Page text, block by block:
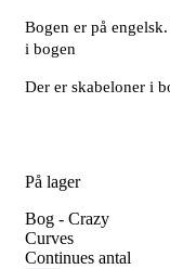
Bogen er på
i bogen
Der er skabeloner i
På lager
Bog - Crazy
Curves
Continues antal